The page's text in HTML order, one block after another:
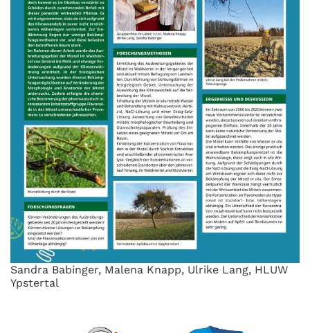
Sandra Babinger, Malena Knapp, Ulrike Lang, HLUW
Ypstertal